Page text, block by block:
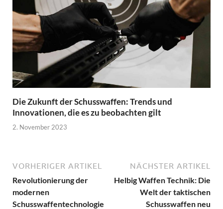
Die Zukunft der Schusswaffen: Trends und
Innovationen, die es zu beobachten gilt
2. November 2023
VORHERIGER ARTIKEL
Revolutionierung der
modernen
Schusswaffentechnologie
NÄCHSTER ARTIKEL
Helbig Waffen Technik: Die
Welt der taktischen
Schusswaffen neu